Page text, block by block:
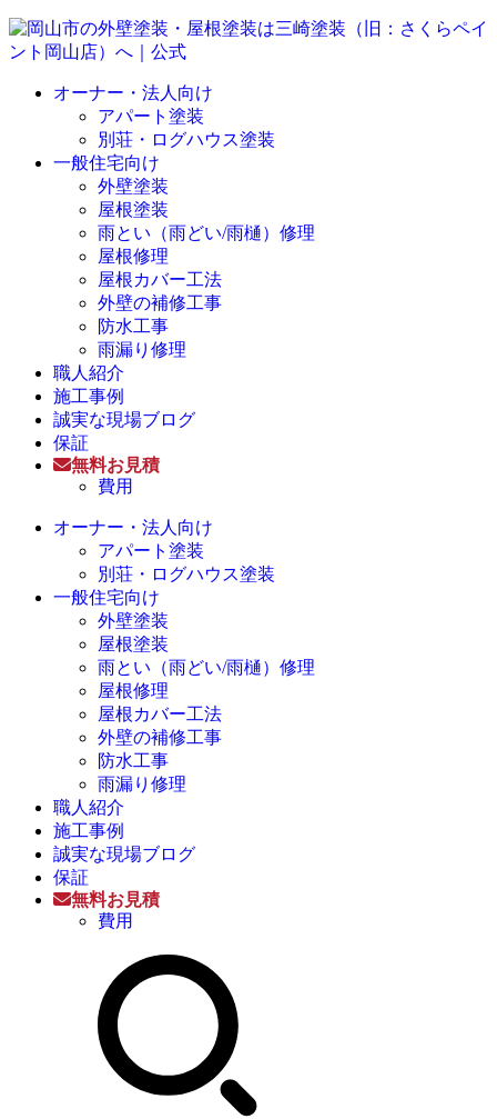
オーナー・法人向け
アパート塗装
別荘・ログハウス塗装
一般住宅向け
外壁塗装
屋根塗装
雨とい（雨どい/雨樋）修理
屋根修理
屋根カバー工法
外壁の補修工事
防水工事
雨漏り修理
職人紹介
施工事例
誠実な現場ブログ
保証
無料お見積
費用
オーナー・法人向け
アパート塗装
別荘・ログハウス塗装
一般住宅向け
外壁塗装
屋根塗装
雨とい（雨どい/雨樋）修理
屋根修理
屋根カバー工法
外壁の補修工事
防水工事
雨漏り修理
職人紹介
施工事例
誠実な現場ブログ
保証
無料お見積
費用